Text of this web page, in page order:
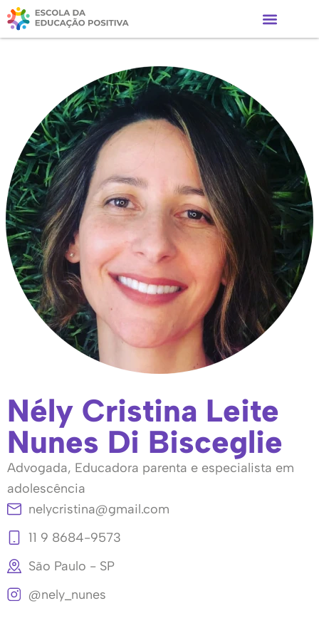
Nély Cristina Leite
Nunes Di Bisceglie
Advogada, Educadora parenta e especialista em
adolescência
nelycristina@gmail.com
11 9 8684-9573
São Paulo - SP
@nely_nunes